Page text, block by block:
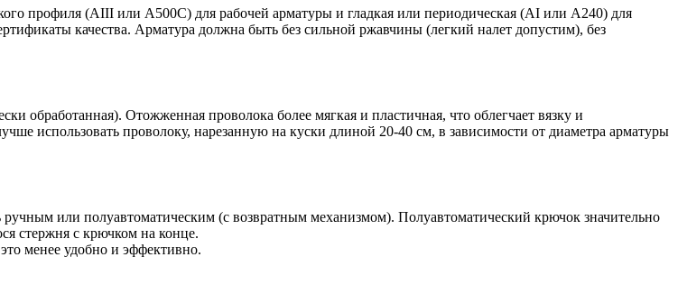
профиля (АIII или А500С) для рабочей арматуры и гладкая или периодическая (АI или А240) для
качества. Арматура должна быть без сильной ржавчины (легкий налет допустим), без
обработанная). Отожженная проволока более мягкая и пластичная, что облегчает вязку и
использовать проволоку, нарезанную на куски длиной 20-40 см, в зависимости от диаметра арматуры
или полуавтоматическим (с возвратным механизмом). Полуавтоматический крючок значительно
стержня с крючком на конце.
менее удобно и эффективно.